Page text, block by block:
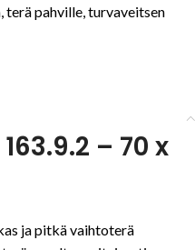
,terä pahville,turvaveitsen
– 70 x
ja pitkä vaihtoterä